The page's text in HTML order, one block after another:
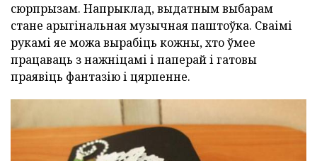
сюрпрызам. Напрыклад, выдатным выбарам
стане арыгінальная музычная паштоўка. Сваімі
рукамі яе можа вырабіць кожны, хто ўмее
працаваць з нажніцамі і паперай і гатовы
праявіць фантазію і цярпенне.